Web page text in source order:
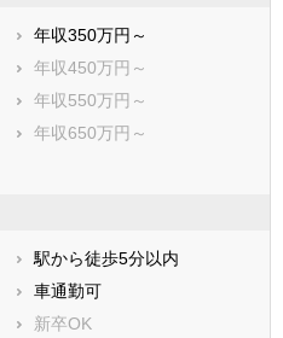
年収350万円～
年収450万円～
年収550万円～
年収650万円～
駅から徒歩5分以内
車通勤可
新卒OK